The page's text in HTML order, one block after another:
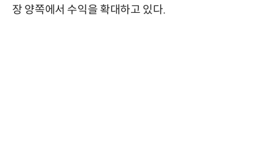
장 양쪽에서 수익을 확대하고 있다.